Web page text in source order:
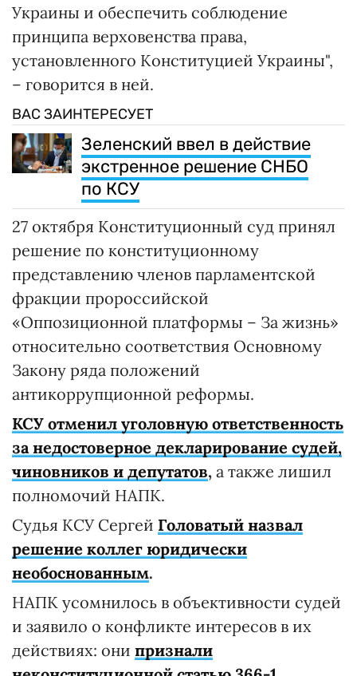
Украины и обеспечить соблюдение
принципа верховенства права,
установленного Конституцией Украины",
– говорится в ней.
ВАС ЗАИНТЕРЕСУЕТ
Зеленский ввел в действие
экстренное решение СНБО
по КСУ
27 октября Конституционный суд принял
решение по конституционному
представлению членов парламентской
фракции пророссийской
«Оппозиционной платформы – За жизнь»
относительно соответствия Основному
Закону ряда положений
антикоррупционной реформы.
КСУ отменил уголовную ответственность
за недостоверное декларирование судей,
чиновников и депутатов, а также лишил
полномочий НАПК.
Судья КСУ Сергей Головатый назвал
решение коллег юридически
необоснованным.
НАПК усомнилось в объективности судей
и заявило о конфликте интересов в их
действиях: они признали